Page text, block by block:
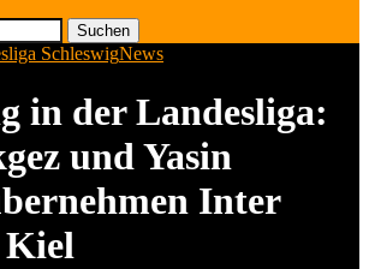
Suchen
SchleswigNews
in der Landesliga:
und Yasin
Inter